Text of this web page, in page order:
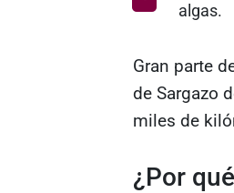
algas.
Gran parte
de Sargazo
miles de
¿Por